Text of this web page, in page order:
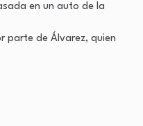
en un auto de la
parte de Álvarez, quien